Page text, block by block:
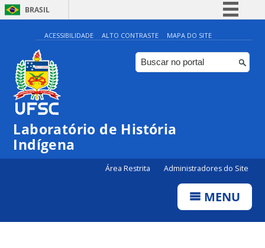
BRASIL
Simplifique!
Comunica BR
Participe
Canais
ACESSIBILIDADE ALTO CONTRASTE MAPA DO SITE
Laboratório de História
Indígena
Área Restrita Administradores do Site
MENU